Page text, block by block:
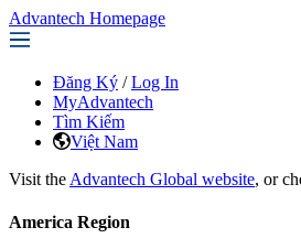
Advantech Homepage
Đăng Ký / Log In
MyAdvantech
Tìm Kiếm
Việt Nam
Visit the Advantech Global website, or
America Region